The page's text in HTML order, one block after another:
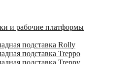
и рабочие платформы
подставка Rolly
подставка Treppo